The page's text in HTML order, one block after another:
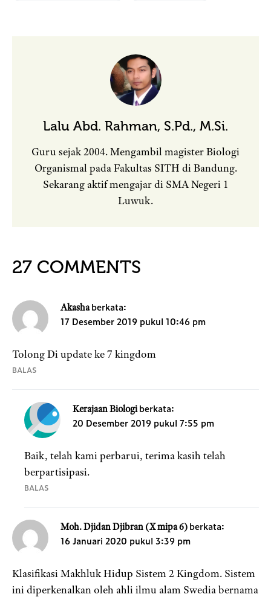
Lalu Abd. Rahman, S.Pd., M.Si.
Guru sejak 2004. Mengambil magister Biologi
Organismal pada Fakultas SITH di Bandung.
Sekarang aktif mengajar di SMA Negeri 1
Luwuk.
27 COMMENTS
Akasha berkata:
17 Desember 2019 pukul 10:46 pm
Tolong Di update ke 7 kingdom
BALAS
Kerajaan Biologi berkata:
20 Desember 2019 pukul 7:55 pm
Baik, telah kami perbarui, terima kasih telah
berpartisipasi.
BALAS
Moh. Djidan Djibran (X mipa 6) berkata:
16 Januari 2020 pukul 3:39 pm
Klasifikasi Makhluk Hidup Sistem 2 Kingdom. Sistem
ini diperkenalkan oleh ahli ilmu alam Swedia bernama